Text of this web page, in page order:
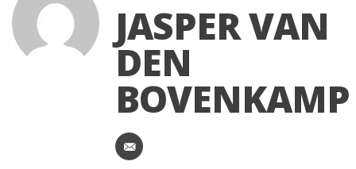
JASPER VAN
DEN
BOVENKAMP